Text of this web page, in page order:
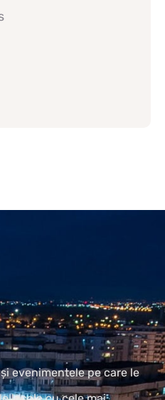
evenimentele pe care le